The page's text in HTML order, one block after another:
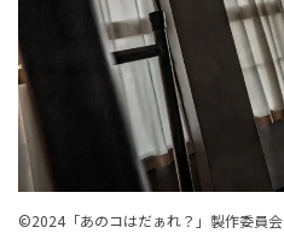
©︎2024「あのコはだぁれ？」製作委員会